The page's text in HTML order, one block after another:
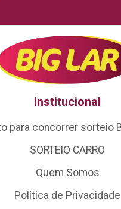
Institucional
para concorrer sorteio
SORTEIO CARRO
Quem Somos
Política de Privacidade